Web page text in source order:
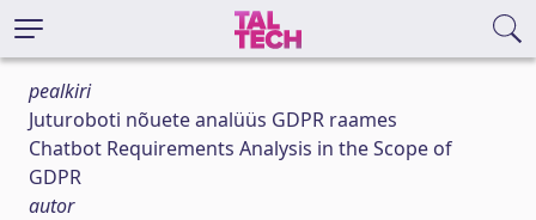
pealkiri
Juturoboti nõuete analüüs GDPR raames
Chatbot Requirements Analysis in the Scope of
GDPR
autor